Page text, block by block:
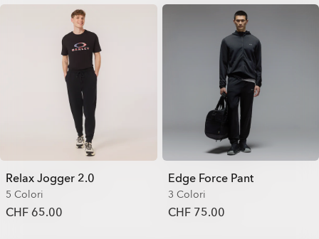
Relax Jogger 2.0
5 Colori
CHF 65.00
Edge Force Pant
3 Colori
CHF 75.00